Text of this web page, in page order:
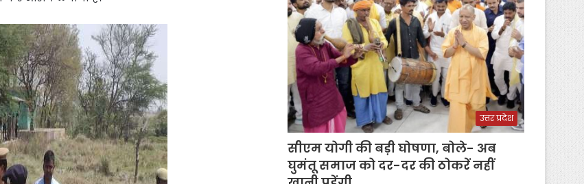
उत्तर प्रदेश
सीएम योगी की बड़ी घोषणा, बोले- अब
घुमंतू समाज को दर-दर की ठोकरें नहीं